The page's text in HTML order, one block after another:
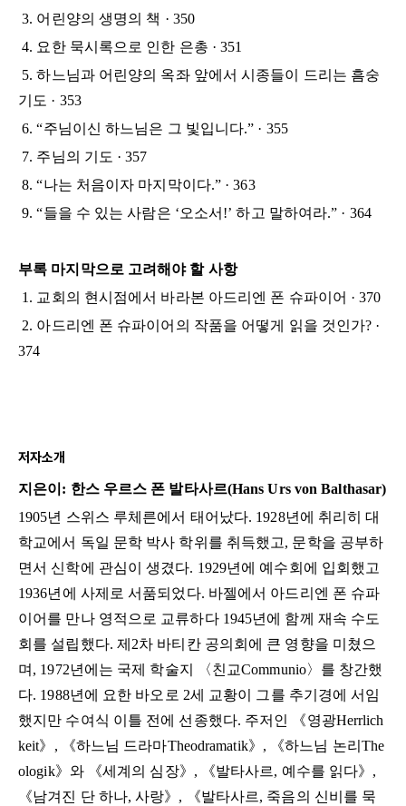
3. 어린양의 생명의 책 · 350
4. 요한 묵시록으로 인한 은총 · 351
5. 하느님과 어린양의 옥좌 앞에서 시종들이 드리는 흠숭
기도 · 353
6. “주님이신 하느님은 그 빛입니다.” · 355
7. 주님의 기도 · 357
8. “나는 처음이자 마지막이다.” · 363
9. “들을 수 있는 사람은 ‘오소서!’ 하고 말하여라.” · 364
부록 마지막으로 고려해야 할 사항
1. 교회의 현시점에서 바라본 아드리엔 폰 슈파이어 · 370
2. 아드리엔 폰 슈파이어의 작품을 어떻게 읽을 것인가? ·
374
저자소개
지은이: 한스 우르스 폰 발타사르(Hans Urs von Balthasar)
1905년 스위스 루체른에서 태어났다. 1928년에 취리히 대
학교에서 독일 문학 박사 학위를 취득했고, 문학을 공부하
면서 신학에 관심이 생겼다. 1929년에 예수회에 입회했고
1936년에 사제로 서품되었다. 바젤에서 아드리엔 폰 슈파
이어를 만나 영적으로 교류하다 1945년에 함께 재속 수도
회를 설립했다. 제2차 바티칸 공의회에 큰 영향을 미쳤으
며, 1972년에는 국제 학술지 〈친교Communio〉를 창간했
다. 1988년에 요한 바오로 2세 교황이 그를 추기경에 서임
했지만 수여식 이틀 전에 선종했다. 주저인 《영광Herrlich
keit》, 《하느님 드라마Theodramatik》, 《하느님 논리The
ologik》와 《세계의 심장》, 《발타사르, 예수를 읽다》,
《남겨진 단 하나, 사랑》, 《발타사르, 죽음의 신비를 묵